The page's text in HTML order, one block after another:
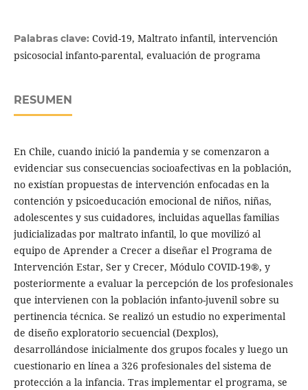
Palabras clave: Covid-19, Maltrato infantil, intervención
psicosocial infanto-parental, evaluación de programa
RESUMEN
En Chile, cuando inició la pandemia y se comenzaron a
evidenciar sus consecuencias socioafectivas en la población,
no existían propuestas de intervención enfocadas en la
contención y psicoeducación emocional de niños, niñas,
adolescentes y sus cuidadores, incluidas aquellas familias
judicializadas por maltrato infantil, lo que movilizó al
equipo de Aprender a Crecer a diseñar el Programa de
Intervención Estar, Ser y Crecer, Módulo COVID-19®, y
posteriormente a evaluar la percepción de los profesionales
que intervienen con la población infanto-juvenil sobre su
pertinencia técnica. Se realizó un estudio no experimental
de diseño exploratorio secuencial (Dexplos),
desarrollándose inicialmente dos grupos focales y luego un
cuestionario en línea a 326 profesionales del sistema de
protección a la infancia. Tras implementar el programa, se